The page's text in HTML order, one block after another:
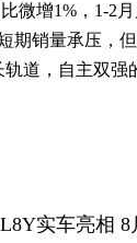
微增1%，1-2
销量承压，
道，自主双强
实车亮相 8